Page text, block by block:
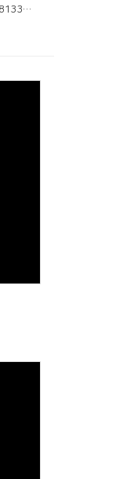
# 첨부 12.KakaoTalk_20260531_195813339_18.jpg